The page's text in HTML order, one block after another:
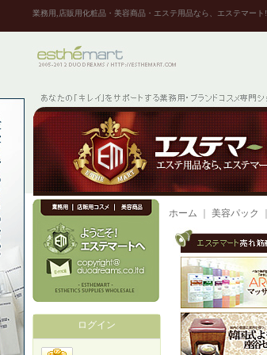
業務用,店販用化粧品・美容商品・エステ用品なら、エステマート!
ログイン
ホーム 美容パック